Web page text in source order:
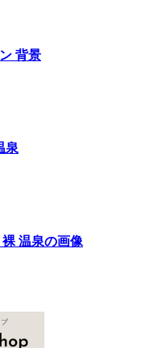
背景
泉
温泉の画像